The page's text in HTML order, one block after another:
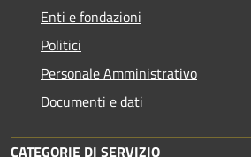
Enti e fondazioni
Politici
Personale Amministrativo
Documenti e dati
CATEGORIE DI SERVIZIO